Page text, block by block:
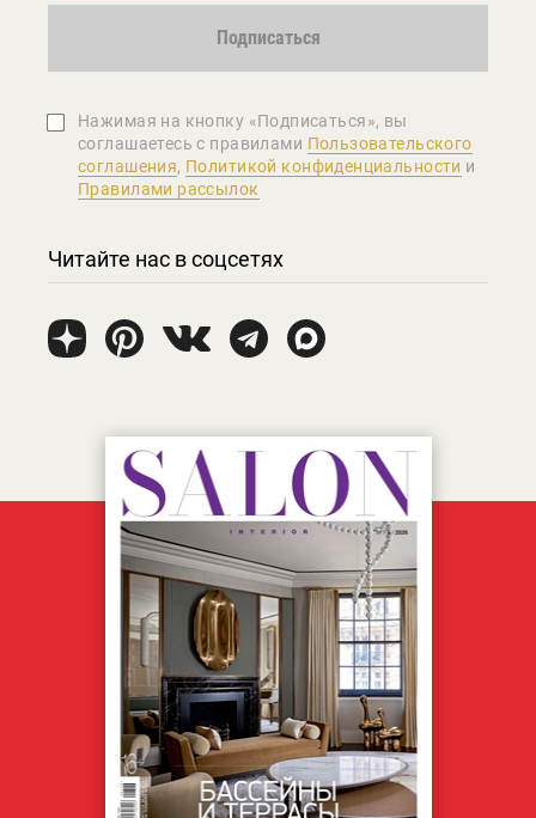
Подписаться
Нажимая на кнопку «Подписаться», вы
соглашаетеcь с правилами Пользовательского
соглашения, Политикой конфиденциальности и
Правилами рассылок
Читайте нас в соцсетях